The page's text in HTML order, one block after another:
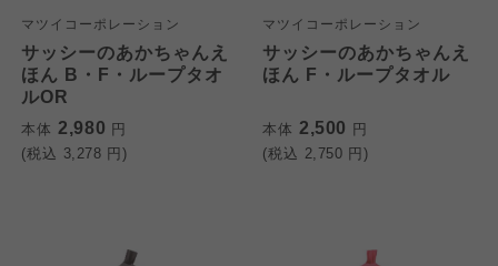
マツイコーポレーション
サッシーのあかちゃんえ
ほん B・F・ループタオ
ルOR
本体 2,980 円
(税込 3,278 円)
マツイコーポレーション
サッシーのあかちゃんえ
ほん F・ループタオル
本体 2,500 円
(税込 2,750 円)